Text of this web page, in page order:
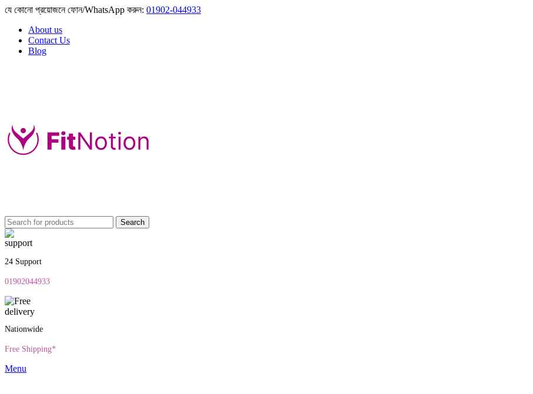
যে কোনো প্রয়োজনে ফোন/WhatsApp করুন: 01902-044933
About us
Contact Us
Blog
Search
24 Support
01902044933
Nationwide
Free Shipping*
Menu